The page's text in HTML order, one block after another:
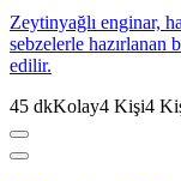
Zeytinyağlı enginar,
sebzelerle hazırlanan
edilir.
45 dkKolay4 Kişi4